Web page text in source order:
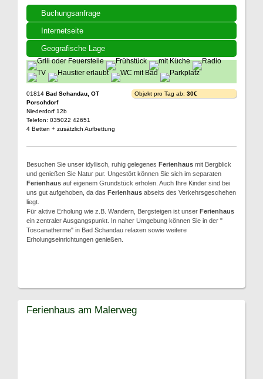
Buchungsanfrage
Internetseite
Geografische Lage
01814 Bad Schandau, OT
Porschdorf
Niederdorf 12b
Telefon: 035022 42651
4 Betten + zusätzlich Aufbettung
Objekt pro Tag ab: 30€
Besuchen Sie unser idyllisch, ruhig gelegenes Ferienhaus mit Bergblick
und genießen Sie Natur pur. Ungestört können Sie sich im separaten
Ferienhaus auf eigenem Grundstück erholen. Auch Ihre Kinder sind bei
uns gut aufgehoben, da das Ferienhaus abseits des Verkehrsgeschehen
liegt.
Für aktive Erholung wie z.B. Wandern, Bergsteigen ist unser Ferienhaus
ein zentraler Ausgangspunkt. In naher Umgebung können Sie in der "
Toscanatherme" in Bad Schandau relaxen sowie weitere
Erholungseinrichtungen genießen.
Ferienhaus am Malerweg